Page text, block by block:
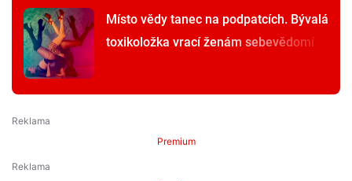
Místo vědy tanec na podpatcích. Bývalá
toxikoložka vrací ženám sebevědomí
Premium